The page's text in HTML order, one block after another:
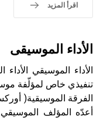
اقرأ المزيد
الأداء الموسيقى
تنفيذي خاص لمؤلّفة
الفرقة الموسيقية(
أعدّه المؤلف